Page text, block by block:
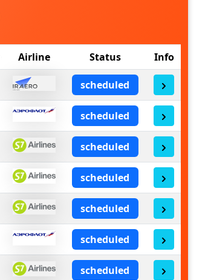
Airline Status
Info
scheduled
scheduled
scheduled
scheduled
scheduled
scheduled
scheduled